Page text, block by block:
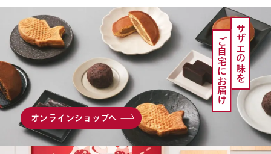
お知らせ サザエの味を
ご自宅にお届け
オンラインショップへ